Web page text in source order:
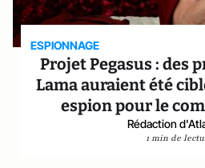
ESPIONNAGE
Projet Pegasus : des
Lama auraient été
espion pour le
Rédaction
1 min de